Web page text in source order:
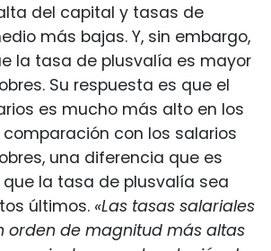
del capital y tasas de
más bajas. Y, sin embargo,
la tasa de plusvalía es mayor
Su respuesta es que el
es mucho más alto en los
con los salarios
una diferencia que es
la tasa de plusvalía sea
últimos. «Las tasas salariales
orden de magnitud más altas